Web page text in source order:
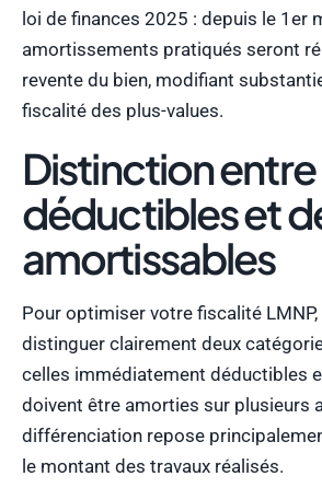
loi de finances 2025 : depuis le 1er
amortissements pratiqués seront
revente du bien, modifiant
fiscalité des plus-values.
Distinction
déductibles et
amortissables
Pour optimiser votre fiscalité
distinguer clairement deux
celles immédiatement déductibles
doivent être amorties sur plusieurs
différenciation repose
le montant des travaux réalisés.